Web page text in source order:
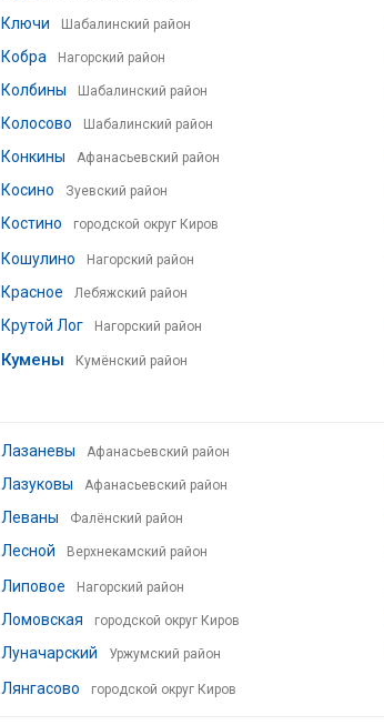
Ключи Шабалинский район
Кобра Нагорский район
Колбины Шабалинский район
Колосово Шабалинский район
Конкины Афанасьевский район
Косино Зуевский район
Костино городской округ Киров
Кошулино Нагорский район
Красное Лебяжский район
Крутой Лог Нагорский район
Кумены Кумёнский район
Лазаневы Афанасьевский район
Лазуковы Афанасьевский район
Леваны Фалёнский район
Лесной Верхнекамский район
Липовое Нагорский район
Ломовская городской округ Киров
Луначарский Уржумский район
Лянгасово городской округ Киров